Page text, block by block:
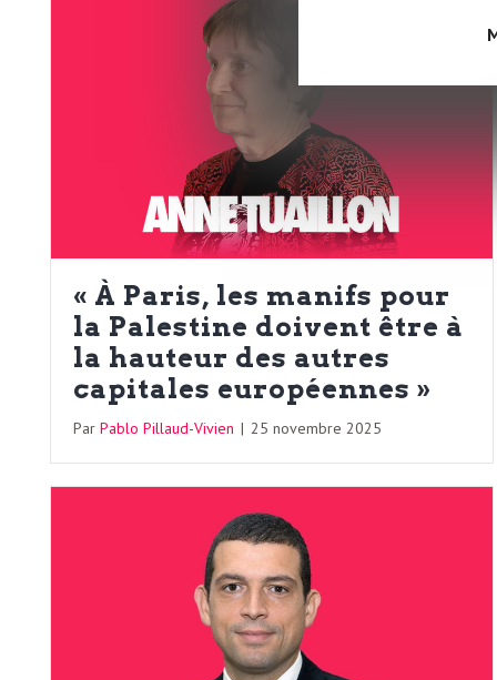
r
e
d
e
« À Paris, les manifs pour
la Palestine doivent être à
la hauteur des autres
capitales européennes »
Par Pablo Pillaud-Vivien | 25 novembre 2025